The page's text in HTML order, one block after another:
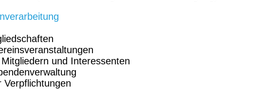
und Interessenten
Verpflichtungen